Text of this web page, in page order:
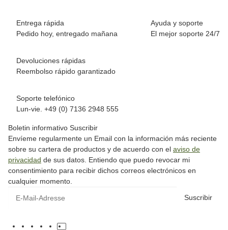
Entrega rápida
Pedido hoy, entregado mañana
Ayuda y soporte
El mejor soporte 24/7
Devoluciones rápidas
Reembolso rápido garantizado
Soporte telefónico
Lun-vie. +49 (0) 7136 2948 555
Boletin informativo Suscribir
Envíeme regularmente un Email con la información más reciente
sobre su cartera de productos y de acuerdo con el aviso de
privacidad de sus datos. Entiendo que puedo revocar mi
consentimiento para recibir dichos correos electrónicos en
cualquier momento.
Suscribir